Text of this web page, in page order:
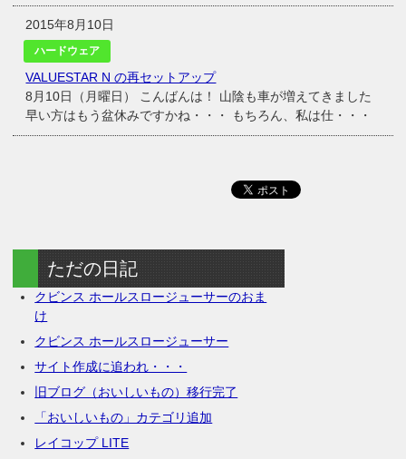
2015年8月10日
ハードウェア
VALUESTAR N の再セットアップ
8月10日（月曜日） こんばんは！ 山陰も車が増えてきました
早い方はもう盆休みですかね・・・ もちろん、私は仕・・・
ただの日記
クビンス ホールスロージューサーのおま
け
クビンス ホールスロージューサー
サイト作成に追われ・・・
旧ブログ（おいしいもの）移行完了
「おいしいもの」カテゴリ追加
レイコップ LITE